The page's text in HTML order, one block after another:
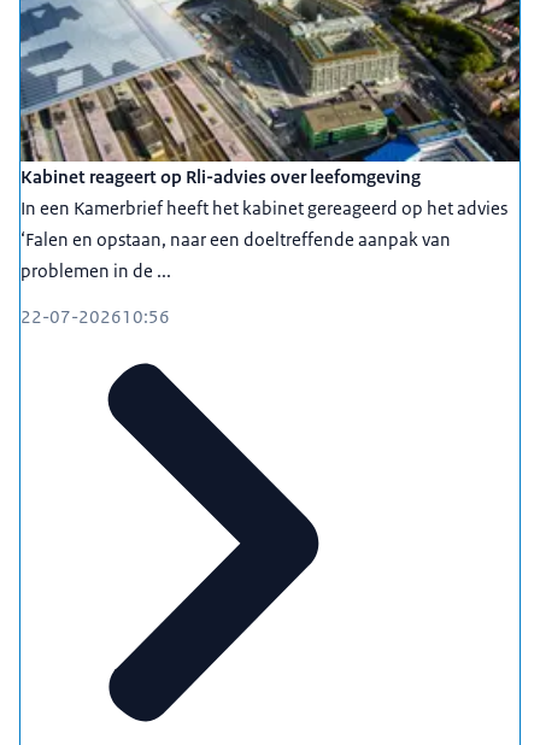
Kabinet reageert op Rli-advies over leefomgeving
In een Kamerbrief heeft het kabinet gereageerd op het advies
‘Falen en opstaan, naar een doeltreffende aanpak van
problemen in de ...
22-07-202610:56